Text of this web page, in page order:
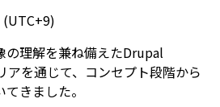
(UTC+9)
の理解を兼ね備えたDrupal
アを通じて、コンセプト段階から
きました。